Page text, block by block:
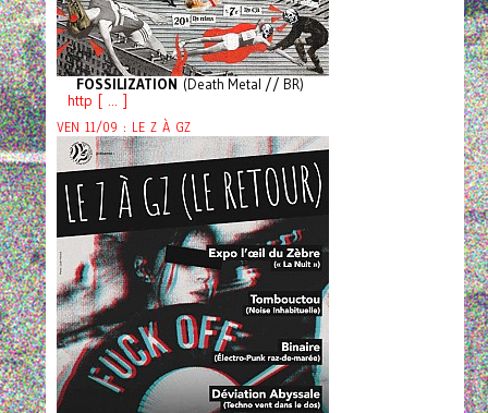
FOSSILIZATION (Death Metal // BR)
http [ ... ]
VEN 11/09 : LE Z À GZ